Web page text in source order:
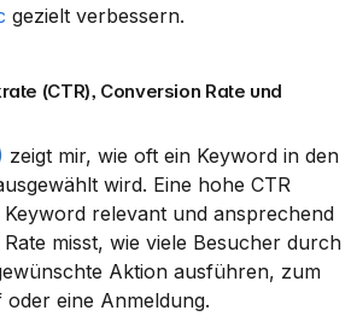
gezielt verbessern.
(CTR), Conversion Rate und
zeigt mir, wie oft ein Keyword in den
wird. Eine hohe CTR
Keyword relevant und ansprechend
misst, wie viele Besucher durch
Aktion ausführen, zum
oder eine Anmeldung.